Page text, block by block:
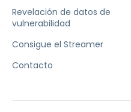
Revelación de datos de
vulnerabilidad
Consigue el Streamer
Contacto